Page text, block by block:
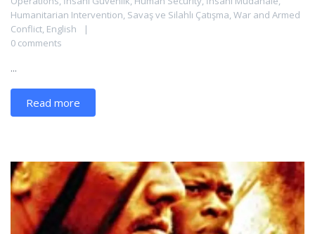
Humanitarian Intervention, Savaş ve Silahlı Çatışma, War and Armed
Conflict, English
0 comments
...
Read more